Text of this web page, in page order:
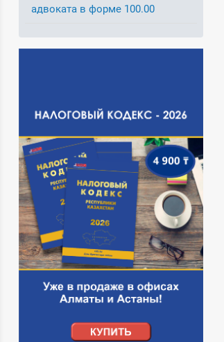
адвоката в форме 100.00